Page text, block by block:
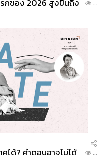
กของ 2026 สูงขึ้นถึง
...
ได้? คำตอบอาจไม่ได้
...